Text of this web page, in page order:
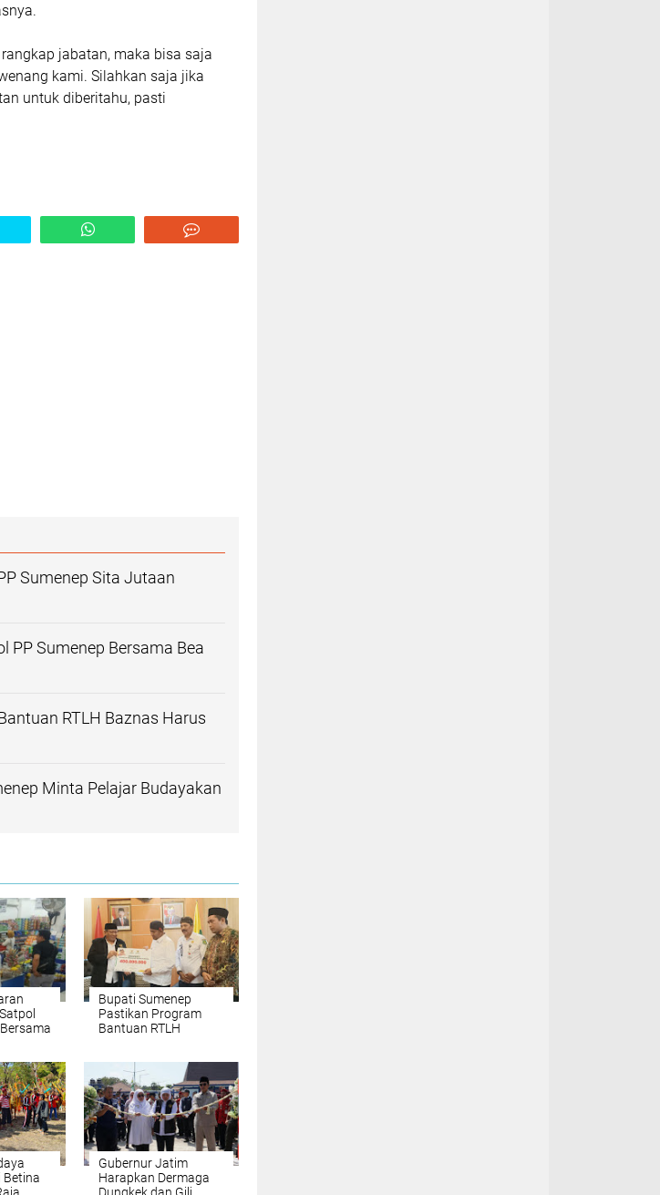
jabatan, maka bisa saja
kami. Silahkan saja jika
untuk diberitahu, pasti
Sumenep Sita Jutaan
PP Sumenep Bersama Bea
RTLH Baznas Harus
Minta Pelajar Budayakan
Bupati Sumenep
Pastikan Program
Bantuan RTLH
Betina
Gubernur Jatim
Harapkan Dermaga